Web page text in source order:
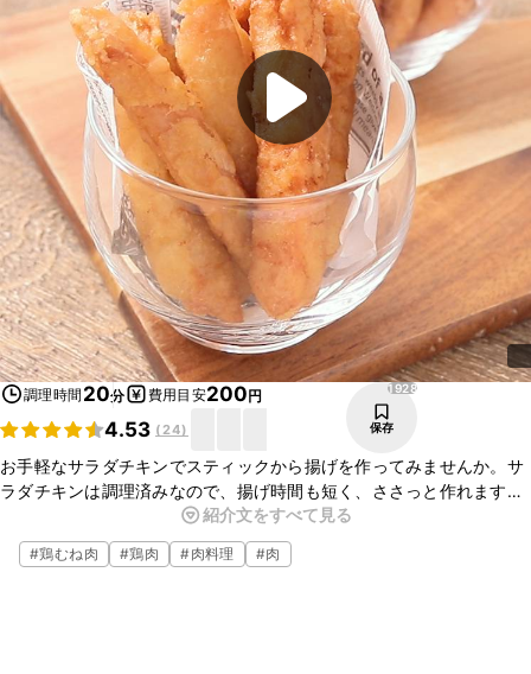
調理時間 20分 費用目安200円
4.53 (24)
1928
保存
お手軽なサラダチキンでスティックから揚げを作ってみませんか。サ
ラダチキンは調理済みなので、揚げ時間も短く、ささっと作れます。
お子様にも喜ばれる味付けですよ。ぜひお試しください。
紹介文をすべて見る
#鶏むね肉 #鶏肉 #肉料理 #肉